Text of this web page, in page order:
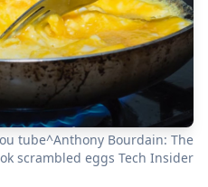
tube^Anthony Bourdain: The
scrambled eggs Tech Insider